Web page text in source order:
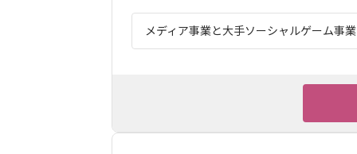
メディア事業と大手ソーシャルゲーム事